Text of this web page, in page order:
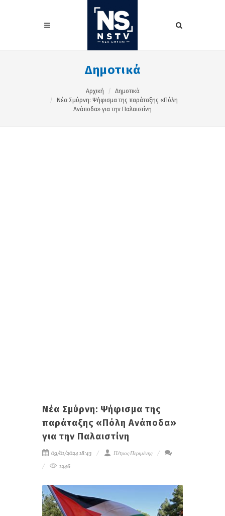
Δημοτικά
Αρχική
Δημοτικά
Νέα Σμύρνη: Ψήφισμα της παράταξης «Πόλη
Ανάποδα» για την Παλαιστίνη
Νέα Σμύρνη: Ψήφισμα της
παράταξης «Πόλη Ανάποδα»
για την Παλαιστίνη
09/01/2024 18:43
Πέτρος Περιμένης
1246